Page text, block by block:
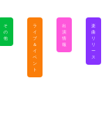
そ
の
他
ラ
イ
ブ
＆
イ
ベ
ン
ト
出
演
情
報
楽
曲
リ
リ
ー
ス